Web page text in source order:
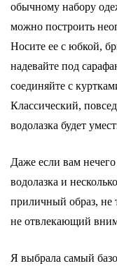
обычному набору
можно построить
Носите ее с юбкой,
надевайте под
соединяйте с
Классический,
водолазка будет
Даже если вам нечего
водолазка и
приличный образ, не
не отвлекающий
Я выбрала самый